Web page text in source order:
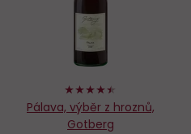
88%
Pálava, výběr z hroznů,
Gotberg